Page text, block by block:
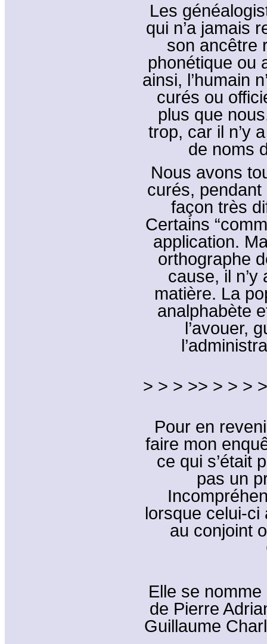
Les
qui n’a jamais
son ancêtre
phonétique ou
ainsi, l’humain
curés ou
plus que
trop, car il n’y
de noms
Nous avons
curés, pendant
façon très
Certains
application.
orthographe
cause, il
matière. La
analphabète
l’avouer,
> > > >> > > >
Pour en
faire mon
ce qui s’était
pas un
lorsque celui-ci
au conjoint
Elle se
de Pierre
Guillaume